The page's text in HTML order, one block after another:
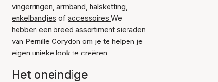
vingerringen, armband, halsketting,
enkelbandjes of accessoires We
hebben een breed assortiment sieraden
van Pernille Corydon om je te helpen je
eigen unieke look te creëren.
Het oneindige